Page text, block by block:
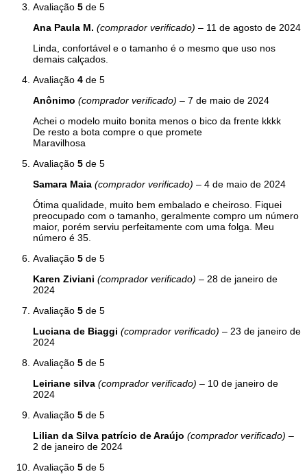
Avaliação 5 de 5
Ana Paula M. (comprador verificado) – 11 de agosto de 2024
Linda, confortável e o tamanho é o mesmo que uso nos
demais calçados.
Avaliação 4 de 5
Anônimo (comprador verificado) – 7 de maio de 2024
Achei o modelo muito bonita menos o bico da frente kkkk
De resto a bota compre o que promete
Maravilhosa
Avaliação 5 de 5
Samara Maia (comprador verificado) – 4 de maio de 2024
Ótima qualidade, muito bem embalado e cheiroso. Fiquei
preocupado com o tamanho, geralmente compro um número
maior, porém serviu perfeitamente com uma folga. Meu
número é 35.
Avaliação 5 de 5
Karen Ziviani (comprador verificado) – 28 de janeiro de
2024
Avaliação 5 de 5
Luciana de Biaggi (comprador verificado) – 23 de janeiro de
2024
Avaliação 5 de 5
Leiriane silva (comprador verificado) – 10 de janeiro de
2024
Avaliação 5 de 5
Lilian da Silva patrício de Araújo (comprador verificado) –
2 de janeiro de 2024
Avaliação 5 de 5